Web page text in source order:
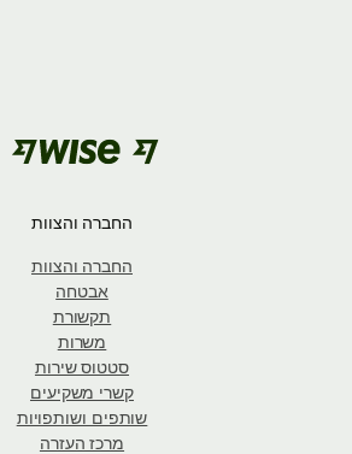
החברה והצוות
החברה והצוות
אבטחה
תקשורת
משרות
סטטוס שירות
קשרי משקיעים
שותפים ושותפויות
מרכז העזרה